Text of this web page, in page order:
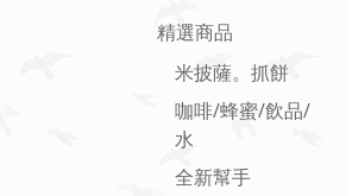
精選商品
米披薩。抓餅
咖啡/蜂蜜/飲品/
水
全新幫手